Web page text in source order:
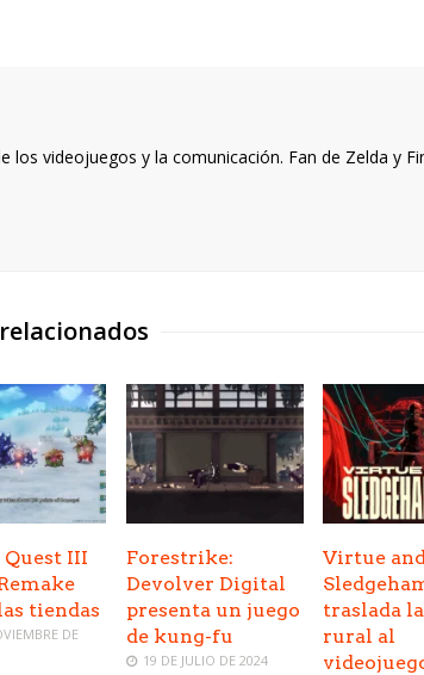
los videojuegos y la comunicación. Fan de Zelda y
Quest III
tiendas
DE
Forestrike:
Devolver Digital
presenta un juego
de kung-fu
19 DE JULIO DE 2024
Virtue
traslada
rural al